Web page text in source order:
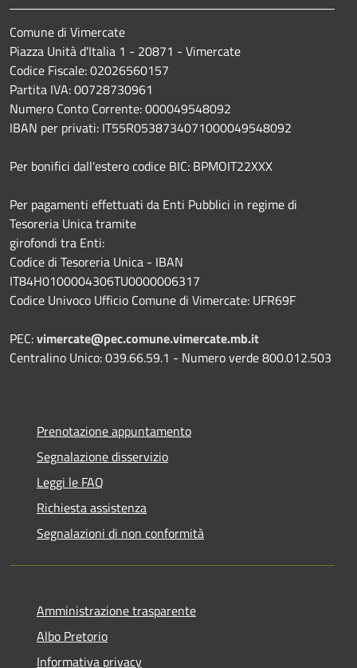
Comune di Vimercate
Piazza Unità d'Italia 1 - 20871 - Vimercate
Codice Fiscale: 02026560157
Partita IVA: 00728730961
Numero Conto Corrente: 000049548092
IBAN per privati: IT55R0538734071000049548092
Per bonifici dall'estero codice BIC: BPMOIT22XXX
Per pagamenti effettuati da Enti Pubblici in regime di
Tesoreria Unica tramite
girofondi tra Enti:
Codice di Tesoreria Unica - IBAN
IT84H0100004306TU0000006317
Codice Univoco Ufficio Comune di Vimercate: UFR69F
PEC:vimercate@pec.comune.vimercate.mb.it
Centralino Unico: 039.66.59.1 - Numero verde 800.012.503
Prenotazione appuntamento
Segnalazione disservizio
Leggi le FAQ
Richiesta assistenza
Segnalazioni di non conformità
Amministrazione trasparente
Albo Pretorio
Informativa privacy